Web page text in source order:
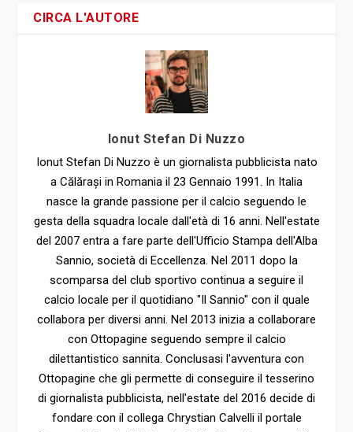
CIRCA L'AUTORE
Ionut Stefan Di Nuzzo
Ionut Stefan Di Nuzzo è un giornalista pubblicista nato
a Călărași in Romania il 23 Gennaio 1991. In Italia
nasce la grande passione per il calcio seguendo le
gesta della squadra locale dall'età di 16 anni. Nell'estate
del 2007 entra a fare parte dell'Ufficio Stampa dell'Alba
Sannio, società di Eccellenza. Nel 2011 dopo la
scomparsa del club sportivo continua a seguire il
calcio locale per il quotidiano "Il Sannio" con il quale
collabora per diversi anni. Nel 2013 inizia a collaborare
con Ottopagine seguendo sempre il calcio
dilettantistico sannita. Conclusasi l'avventura con
Ottopagine che gli permette di conseguire il tesserino
di giornalista pubblicista, nell'estate del 2016 decide di
fondare con il collega Chrystian Calvelli il portale